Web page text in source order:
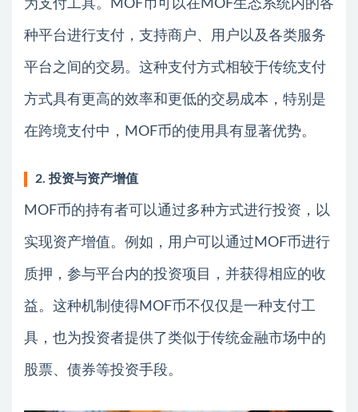
为支付工具。MOF币可以在MOF生态系统内的各
种平台进行支付，支持商户、用户以及各类服务
平台之间的交易。这种支付方式相较于传统支付
方式具有更高的效率和更低的交易成本，特别是
在跨境支付中，MOF币的使用具有显著优势。
2. 投资与资产增值
MOF币的持有者可以通过多种方式进行投资，以
实现资产增值。例如，用户可以通过MOF币进行
质押，参与平台内的投资项目，并获得相应的收
益。这种机制使得MOF币不仅仅是一种支付工
具，也为投资者提供了类似于传统金融市场中的
股票、债券等投资手段。